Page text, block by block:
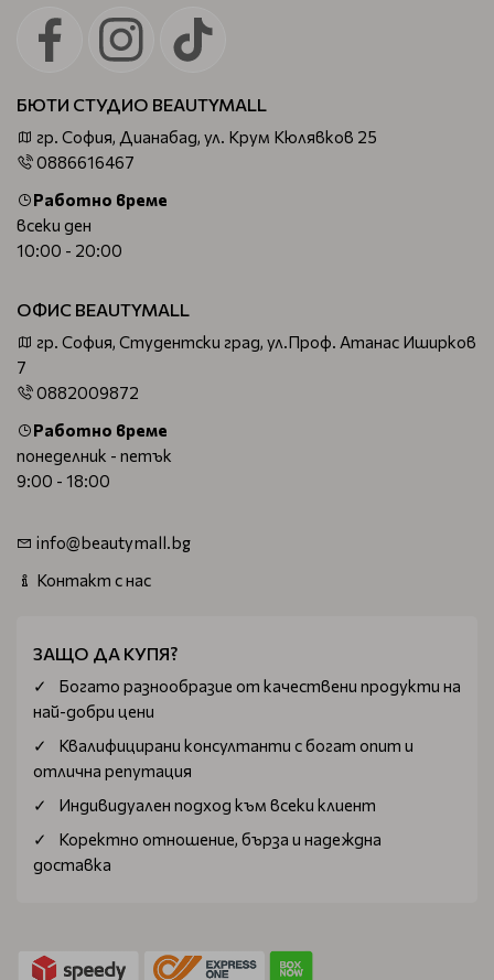
БЮТИ СТУДИО BEAUTYMALL
гр. София, Дианабад, ул. Крум Кюлявков 25
0886616467
Работно време
всеки ден
10:00 - 20:00
ОФИС BEAUTYMALL
гр. София, Студентски град, ул.Проф. Атанас Иширков
7
0882009872
Работно време
понеделник - петък
9:00 - 18:00
info@beautymall.bg
Контакт с нас
ЗАЩО ДА КУПЯ?
Богатo разнообразие от качествени продукти на
най-добри цени
Квалифицирани консултанти с богат опит и
отлична репутация
Индивидуален подход към всеки клиент
Коректно отношение, бърза и надеждна
доставка